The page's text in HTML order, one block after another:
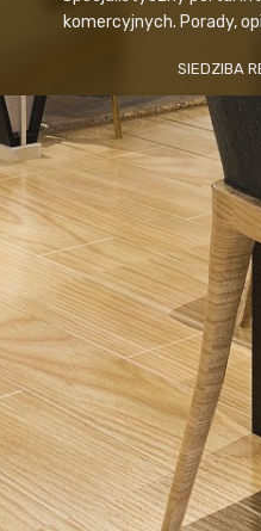
komercyjnych. Porady,
SIEDZIBA